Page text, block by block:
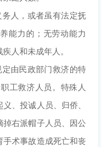
人，或者虽有法定抚
能力的；无劳动能力
人和未成年人。
由民政部门救济的特
工救济人员。特殊人
、投诚人员、归侨、
掉右派帽子人员、因公
手术事故造成死亡和丧